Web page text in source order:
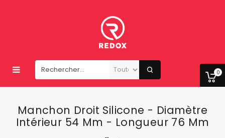
0
Manchon Droit Silicone - Diamètre
Intérieur 54 Mm - Longueur 76 Mm